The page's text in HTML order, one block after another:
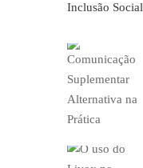
Inclusão Social